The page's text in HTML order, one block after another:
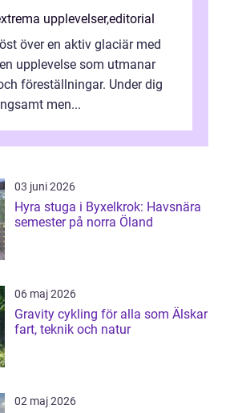
upplevelser,editorial
över en aktiv glaciär med
upplevelse som utmanar
föreställningar. Under dig
men...
03 juni 2026
Hyra stuga i Byxelkrok: Havsnära
semester på norra Öland
06 maj 2026
Gravity cykling för alla som Älskar
fart, teknik och natur
02 maj 2026